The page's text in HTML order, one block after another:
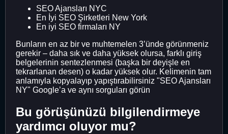
SEO Ajansları NYC
En İyi SEO Şirketleri New York
En iyi SEO firmaları NY
Bunların en az bir ve muhtemelen 3’ünde görünmeniz
gerekir – daha sık ve daha yüksek olursa, farklı giriş
belgelerinin sentezlenmesi (başka bir deyişle en
tekrarlanan desen) o kadar yüksek olur. Kelimenin tam
anlamıyla kopyalayıp yapıştırabilirsiniz "SEO Ajansları
NY" Google’a ve aynı sorguları görün
Bu görüşünüzü bilgilendirmeye
yardımcı oluyor mu?